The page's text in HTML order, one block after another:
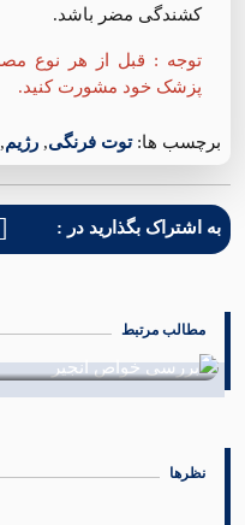
کشندگی مضر باشد.
توجه : قبل از هر نوع
پزشک خود مشورت کنید.
برچسب ها: توت فرنگی, رژیم,
به اشتراک بگذارید در :
مطالب مرتبط
نظرها